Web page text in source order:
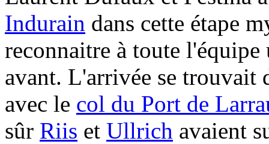
Indurain dans cette étape
reconnaitre à toute
avant. L'arrivée se trouvait
avec le col du Port de
sûr Riis et Ullrich avaient